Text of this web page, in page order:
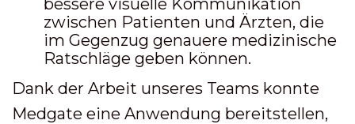
zwischen Patienten und Ärzten, die
im Gegenzug genauere medizinische
Ratschläge geben können.
Dank der Arbeit unseres Teams konnte
Medgate eine Anwendung bereitstellen,